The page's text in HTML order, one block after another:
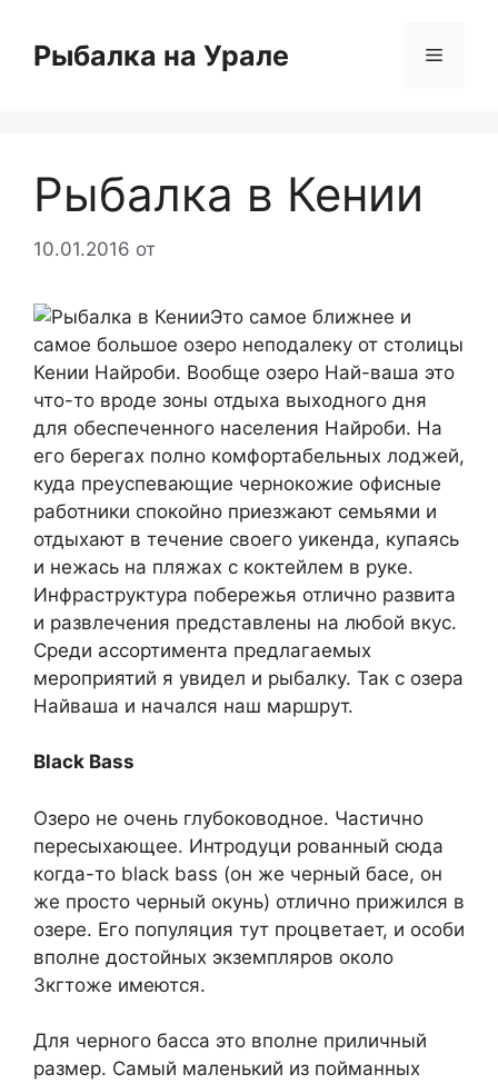
содержимому
Рыбалка на Урале Меню
Рыбалка в Кении
10.01.2016 от
Это самое ближнее и
самое большое озеро неподалеку от столицы
Кении Найроби. Вообще озеро Най-ваша это
что-то вроде зоны отдыха выходного дня
для обеспеченного населения Найроби. На
его берегах полно комфортабельных лоджей,
куда преуспевающие чернокожие офисные
работники спокойно приезжают семьями и
отдыхают в течение своего уикенда, купаясь
и нежась на пляжах с коктейлем в руке.
Инфраструктура побережья отлично развита
и развлечения представлены на любой вкус.
Среди ассортимента предлагаемых
мероприятий я увидел и рыбалку. Так с озера
Найваша и начался наш маршрут.
Black Bass
Озеро не очень глубоководное. Частично
пересыхающее. Интродуци рованный сюда
когда-то black bass (он же черный басе, он
же просто черный окунь) отлично прижился в
озере. Его популяция тут процветает, и особи
вполне достойных экземпляров около
Зкгтоже имеются.
Для черного басса это вполне приличный
размер. Самый маленький из пойманных